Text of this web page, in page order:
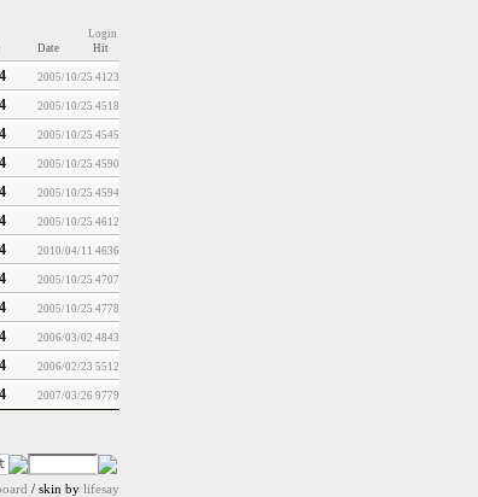
Login
Date Hit
2005/10/25 4123
2005/10/25 4518
2005/10/25 4545
2005/10/25 4590
2005/10/25 4594
2005/10/25 4612
2010/04/11 4636
2005/10/25 4707
2005/10/25 4778
2006/03/02 4843
2006/02/23 5512
2007/03/26 9779
/ skin by lifesay